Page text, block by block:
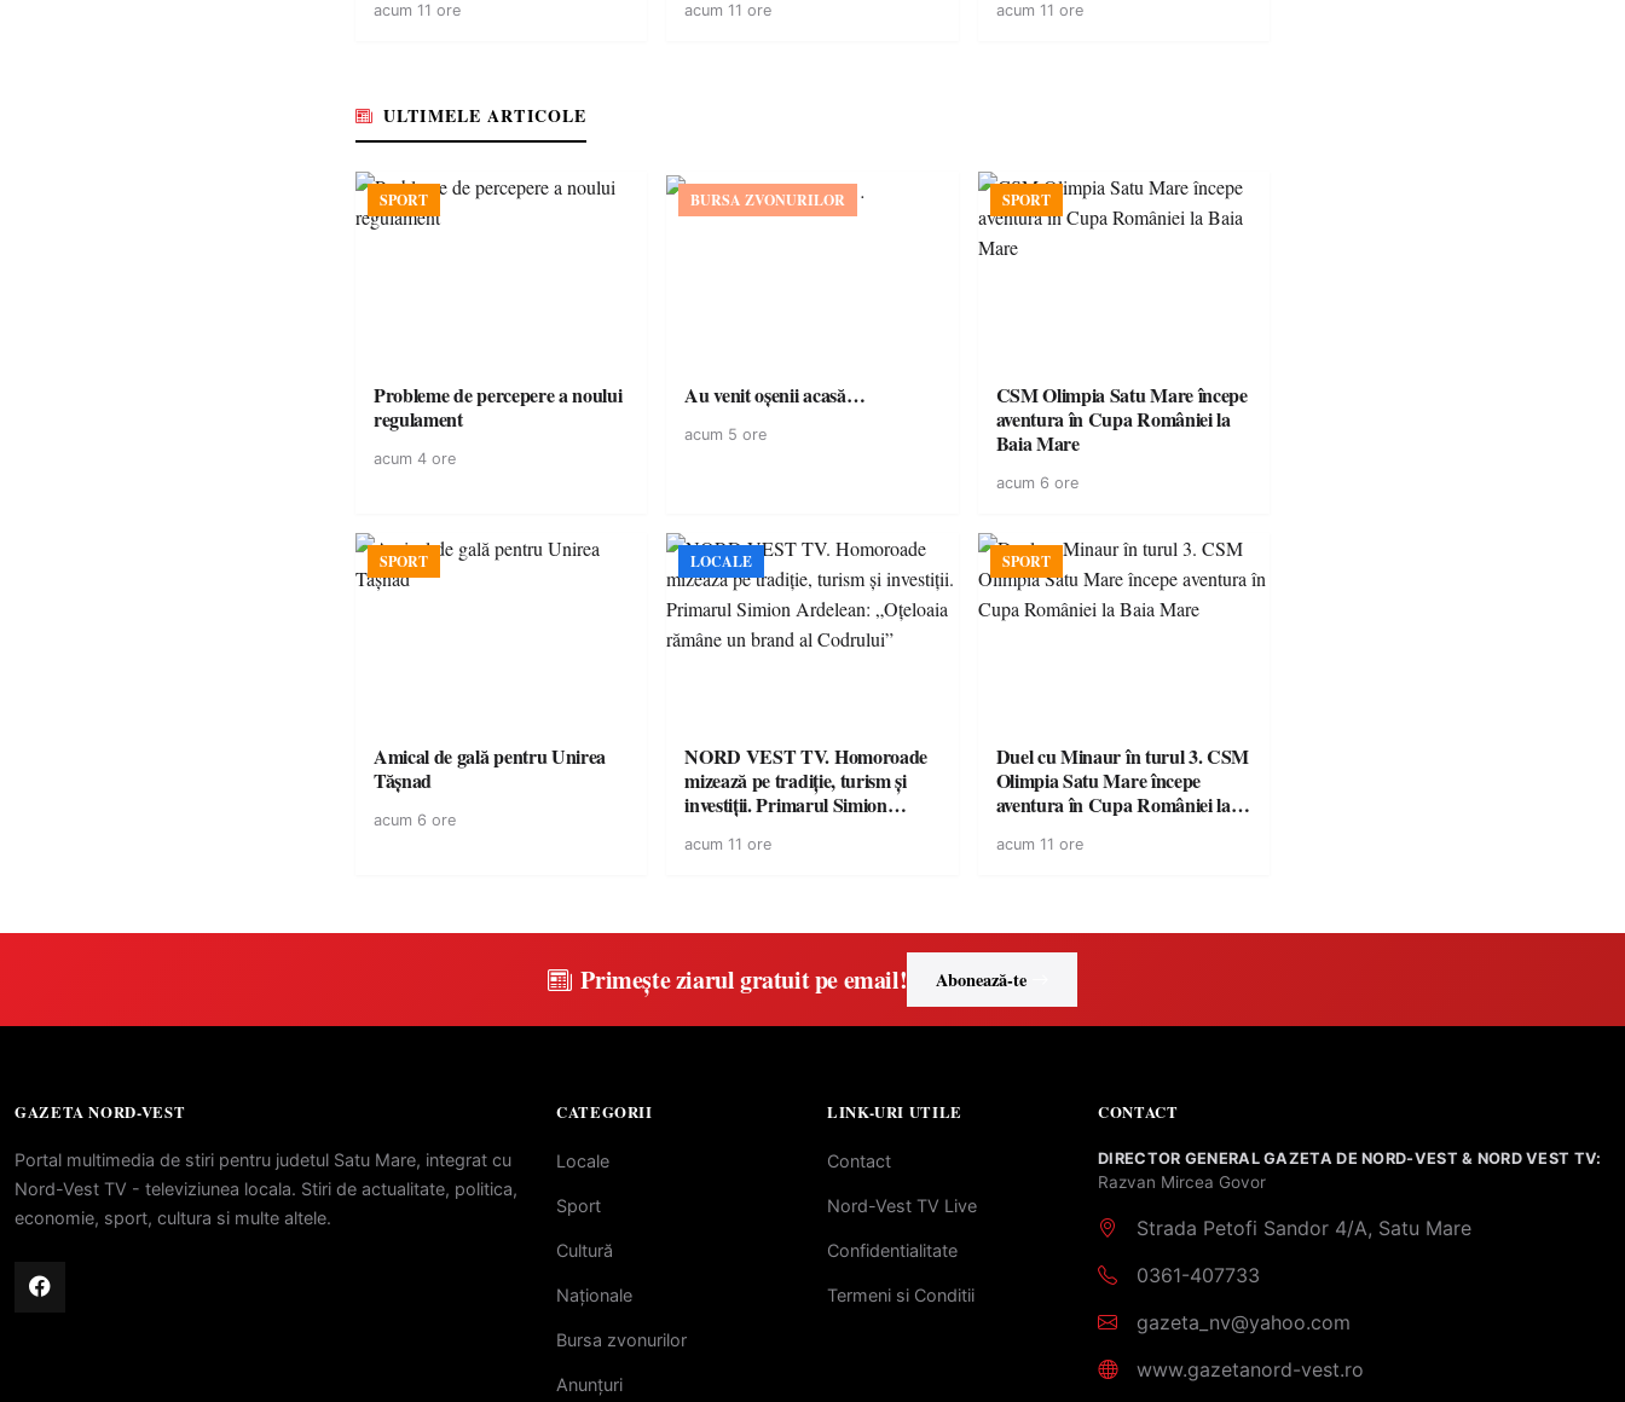
acum 11 ore acum 11 ore acum 11 ore
ULTIMELE ARTICOLE
SPORT
Probleme de percepere a noului
regulament
acum 4 ore
BURSA ZVONURILOR
Au venit oșenii acasă…
acum 5 ore
SPORT
CSM Olimpia Satu Mare începe
aventura în Cupa României la
Baia Mare
acum 6 ore
SPORT
Amical de gală pentru Unirea
Tășnad
acum 6 ore
LOCALE
NORD VEST TV. Homoroade
mizează pe tradiție, turism și
investiții. Primarul Simion
brand al Codrului”
acum 11 ore
SPORT
Duel cu Minaur în turul 3. CSM
Olimpia Satu Mare începe
aventura în Cupa României la
acum 11 ore
Primește ziarul gratuit pe email! Abonează-te
GAZETA NORD-VEST
Portal multimedia de stiri pentru judetul Satu Mare, integrat cu
Nord-Vest TV - televiziunea locala. Stiri de actualitate, politica,
economie, sport, cultura si multe altele.
CATEGORII
Locale
Sport
Cultură
Naționale
Bursa zvonurilor
Anunțuri
LINK-URI UTILE
Contact
Nord-Vest TV Live
Confidentialitate
Termeni si Conditii
CONTACT
DIRECTOR GENERAL GAZETA DE NORD-VEST & NORD VEST TV:
Razvan Mircea Govor
Strada Petofi Sandor 4/A, Satu Mare
0361-407733
gazeta_nv@yahoo.com
www.gazetanord-vest.ro